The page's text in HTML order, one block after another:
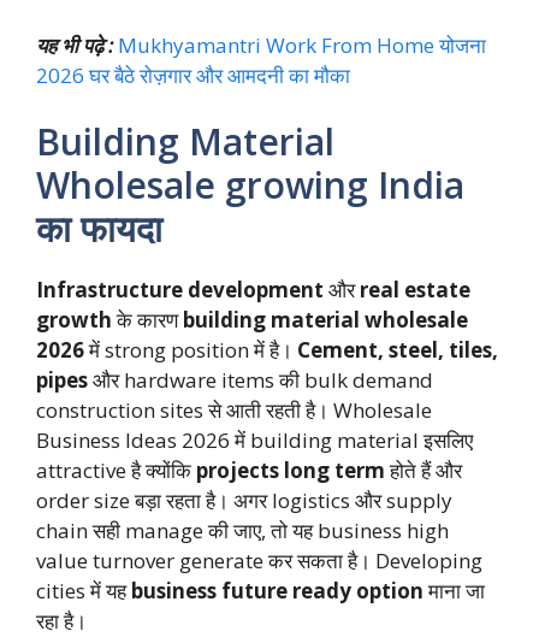
यह भी पढ़े : Mukhyamantri Work From Home योजना
2026 घर बैठे रोज़गार और आमदनी का मौका
Building Material
Wholesale growing India
का फायदा
Infrastructure development औरreal estate
growthके कारणbuilding material wholesale
2026में strong position में है। Cement, steel, tiles,
pipesऔर hardware items की bulk demand
construction sites से आती रहती है। Wholesale
Business Ideas 2026 में building material इसलिए
attractive है क्योंकि projects long termहोते हैं और
order size बड़ा रहता है। अगर logistics और supply
chain सही manage की जाए, तो यह business high
value turnover generate कर सकता है। Developing
cities में यहbusiness future ready optionमाना जा
रहा है।